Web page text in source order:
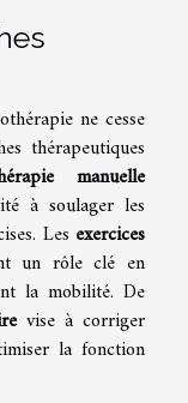
ne cesse
thérapeutiques
manuelle
à soulager les
Les exercices
un rôle clé en
la mobilité. De
vise à corriger
la fonction